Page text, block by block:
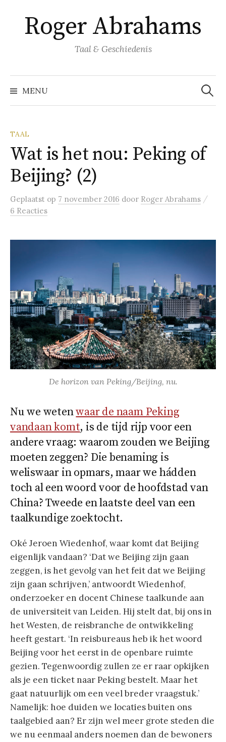
inhoud
springen
Roger Abrahams
Taal & Geschiedenis
MENU
Zoeken
naar:
TAAL
Wat is het nou: Peking of
Beijing? (2)
Geplaatst op 7 november 2016 door Roger Abrahams /
6 Reacties
De horizon van Peking/Beijing, nu.
Nu we wetenwaar de naam Peking
vandaan komt, is de tijd rijp voor een
andere vraag: waarom zouden we Beijing
moeten zeggen? Die benaming is
weliswaar in opmars, maar we hádden
toch al een woord voor de hoofdstad van
China? Tweede en laatste deel van een
taalkundige zoektocht.
Oké Jeroen Wiedenhof, waar komt dat Beijing
eigenlijk vandaan? ‘Dat we Beijing zijn gaan
zeggen, is het gevolg van het feit dat we Beijing
zijn gaan schrijven,’ antwoordt Wiedenhof,
onderzoeker en docent Chinese taalkunde aan
de universiteit van Leiden. Hij stelt dat, bij ons in
het Westen, de reisbranche de ontwikkeling
heeft gestart. ‘In reisbureaus heb ik het woord
Beijing voor het eerst in de openbare ruimte
gezien. Tegenwoordig zullen ze er raar opkijken
als je een ticket naar Peking bestelt. Maar het
gaat natuurlijk om een veel breder vraagstuk.’
Namelijk: hoe duiden we locaties buiten ons
taalgebied aan? Er zijn wel meer grote steden die
we nu eenmaal anders noemen dan de bewoners